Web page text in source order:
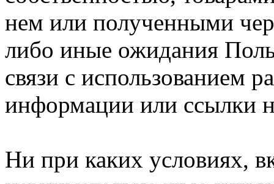
нем или полученными
либо иные ожидания
связи с использованием
информации или ссылки
Ни при каких условиях,